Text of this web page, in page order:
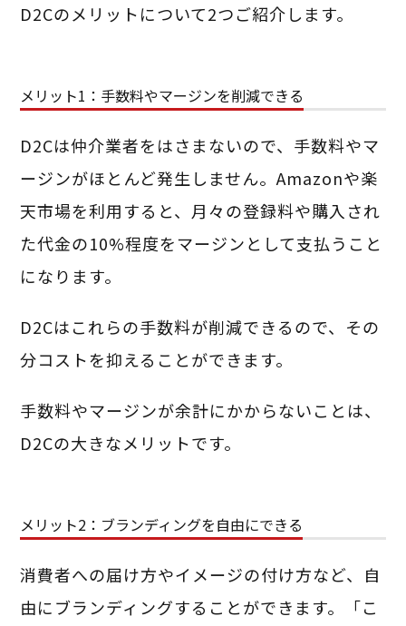
D2Cのメリットについて2つご紹介します。
メリット1：手数料やマージンを削減できる
D2Cは仲介業者をはさまないので、手数料やマ
ージンがほとんど発生しません。Amazonや楽
天市場を利用すると、月々の登録料や購入され
た代金の10%程度をマージンとして支払うこと
になります。
D2Cはこれらの手数料が削減できるので、その
分コストを抑えることができます。
手数料やマージンが余計にかからないことは、
D2Cの大きなメリットです。
メリット2：ブランディングを自由にできる
消費者への届け方やイメージの付け方など、自
由にブランディングすることができます。「こ